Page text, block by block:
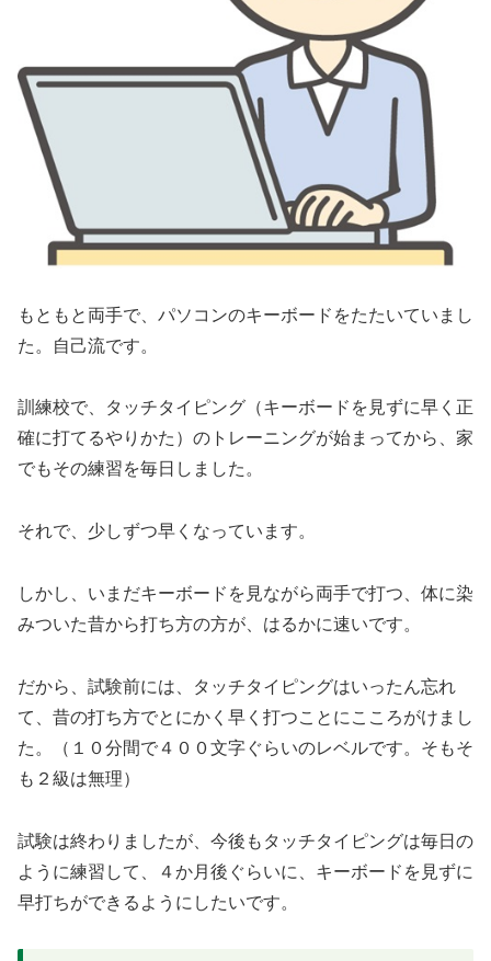
もともと両手で、パソコンのキーボードをたたいていまし
た。自己流です。
訓練校で、タッチタイピング（キーボードを見ずに早く正
確に打てるやりかた）のトレーニングが始まってから、家
でもその練習を毎日しました。
それで、少しずつ早くなっています。
しかし、いまだキーボードを見ながら両手で打つ、体に染
みついた昔から打ち方の方が、はるかに速いです。
だから、試験前には、タッチタイピングはいったん忘れ
て、昔の打ち方でとにかく早く打つことにこころがけまし
た。（１０分間で４００文字ぐらいのレベルです。そもそ
も２級は無理）
試験は終わりましたが、今後もタッチタイピングは毎日の
ように練習して、４か月後ぐらいに、キーボードを見ずに
早打ちができるようにしたいです。